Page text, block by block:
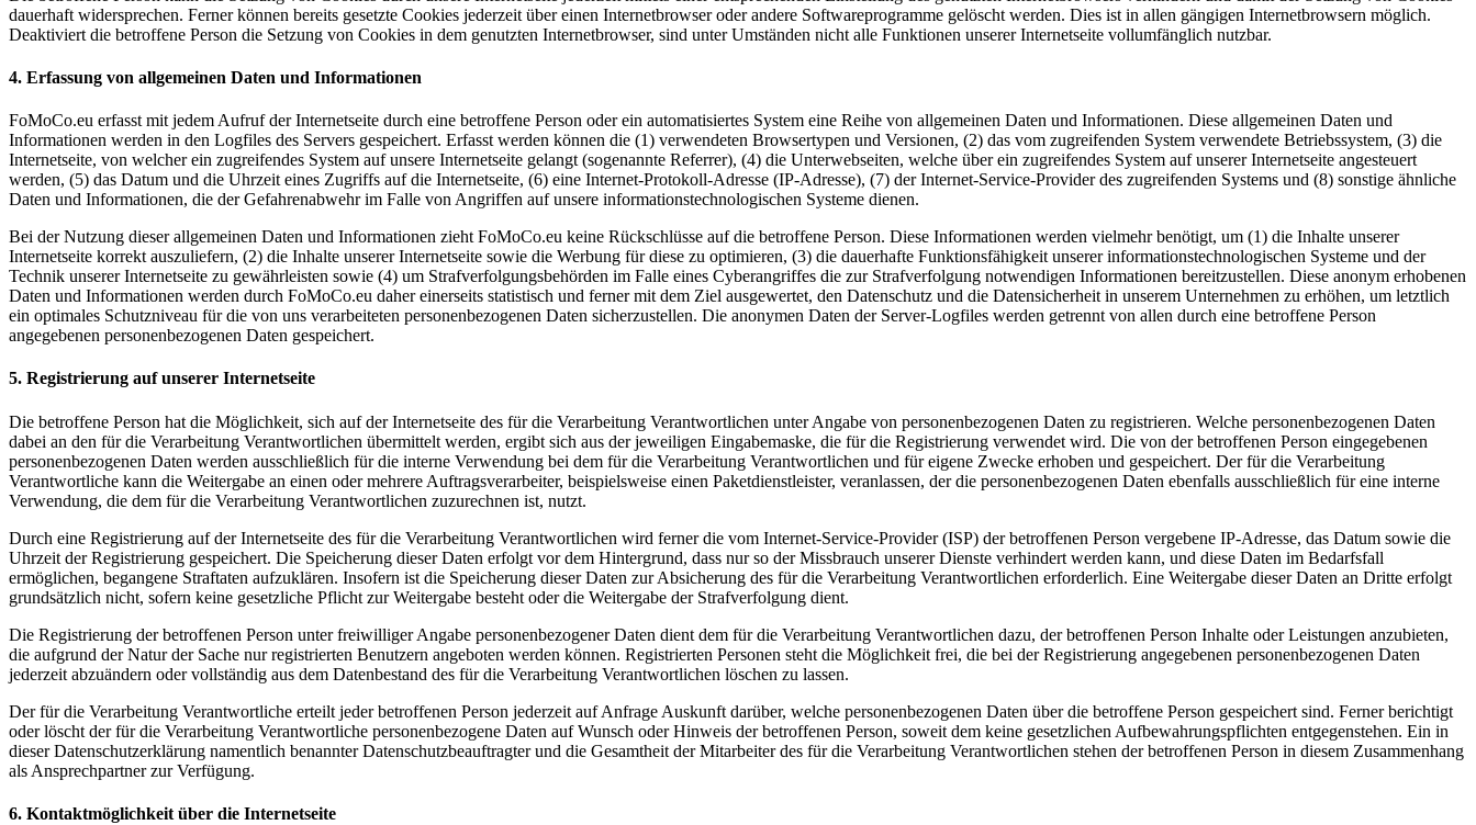
dauerhaft widersprechen. Ferner können bereits gesetzte Cookies jederzeit über einen Internetbrowser oder andere Softwareprogramme gelöscht werden. Dies ist in allen gängigen Internetbrowsern möglich.
Deaktiviert die betroffene Person die Setzung von Cookies in dem genutzten Internetbrowser, sind unter Umständen nicht alle Funktionen unserer Internetseite vollumfänglich nutzbar.
4. Erfassung von allgemeinen Daten und Informationen
FoMoCo.eu erfasst mit jedem Aufruf der Internetseite durch eine betroffene Person oder ein automatisiertes System eine Reihe von allgemeinen Daten und Informationen. Diese allgemeinen Daten und
Informationen werden in den Logfiles des Servers gespeichert. Erfasst werden können die (1) verwendeten Browsertypen und Versionen, (2) das vom zugreifenden System verwendete Betriebssystem, (3) die
Internetseite, von welcher ein zugreifendes System auf unsere Internetseite gelangt (sogenannte Referrer), (4) die Unterwebseiten, welche über ein zugreifendes System auf unserer Internetseite angesteuert
werden, (5) das Datum und die Uhrzeit eines Zugriffs auf die Internetseite, (6) eine Internet-Protokoll-Adresse (IP-Adresse), (7) der Internet-Service-Provider des zugreifenden Systems und (8) sonstige ähnliche
Daten und Informationen, die der Gefahrenabwehr im Falle von Angriffen auf unsere informationstechnologischen Systeme dienen.
Bei der Nutzung dieser allgemeinen Daten und Informationen zieht FoMoCo.eu keine Rückschlüsse auf die betroffene Person. Diese Informationen werden vielmehr benötigt, um (1) die Inhalte unserer
Internetseite korrekt auszuliefern, (2) die Inhalte unserer Internetseite sowie die Werbung für diese zu optimieren, (3) die dauerhafte Funktionsfähigkeit unserer informationstechnologischen Systeme und der
Technik unserer Internetseite zu gewährleisten sowie (4) um Strafverfolgungsbehörden im Falle eines Cyberangriffes die zur Strafverfolgung notwendigen Informationen bereitzustellen. Diese anonym erhobenen
Daten und Informationen werden durch FoMoCo.eu daher einerseits statistisch und ferner mit dem Ziel ausgewertet, den Datenschutz und die Datensicherheit in unserem Unternehmen zu erhöhen, um letztlich
ein optimales Schutzniveau für die von uns verarbeiteten personenbezogenen Daten sicherzustellen. Die anonymen Daten der Server-Logfiles werden getrennt von allen durch eine betroffene Person
angegebenen personenbezogenen Daten gespeichert.
5. Registrierung auf unserer Internetseite
Die betroffene Person hat die Möglichkeit, sich auf der Internetseite des für die Verarbeitung Verantwortlichen unter Angabe von personenbezogenen Daten zu registrieren. Welche personenbezogenen Daten
dabei an den für die Verarbeitung Verantwortlichen übermittelt werden, ergibt sich aus der jeweiligen Eingabemaske, die für die Registrierung verwendet wird. Die von der betroffenen Person eingegebenen
personenbezogenen Daten werden ausschließlich für die interne Verwendung bei dem für die Verarbeitung Verantwortlichen und für eigene Zwecke erhoben und gespeichert. Der für die Verarbeitung
Verantwortliche kann die Weitergabe an einen oder mehrere Auftragsverarbeiter, beispielsweise einen Paketdienstleister, veranlassen, der die personenbezogenen Daten ebenfalls ausschließlich für eine interne
Verwendung, die dem für die Verarbeitung Verantwortlichen zuzurechnen ist, nutzt.
Durch eine Registrierung auf der Internetseite des für die Verarbeitung Verantwortlichen wird ferner die vom Internet-Service-Provider (ISP) der betroffenen Person vergebene IP-Adresse, das Datum sowie die
Uhrzeit der Registrierung gespeichert. Die Speicherung dieser Daten erfolgt vor dem Hintergrund, dass nur so der Missbrauch unserer Dienste verhindert werden kann, und diese Daten im Bedarfsfall
ermöglichen, begangene Straftaten aufzuklären. Insofern ist die Speicherung dieser Daten zur Absicherung des für die Verarbeitung Verantwortlichen erforderlich. Eine Weitergabe dieser Daten an Dritte erfolgt
grundsätzlich nicht, sofern keine gesetzliche Pflicht zur Weitergabe besteht oder die Weitergabe der Strafverfolgung dient.
Die Registrierung der betroffenen Person unter freiwilliger Angabe personenbezogener Daten dient dem für die Verarbeitung Verantwortlichen dazu, der betroffenen Person Inhalte oder Leistungen anzubieten,
die aufgrund der Natur der Sache nur registrierten Benutzern angeboten werden können. Registrierten Personen steht die Möglichkeit frei, die bei der Registrierung angegebenen personenbezogenen Daten
jederzeit abzuändern oder vollständig aus dem Datenbestand des für die Verarbeitung Verantwortlichen löschen zu lassen.
Der für die Verarbeitung Verantwortliche erteilt jeder betroffenen Person jederzeit auf Anfrage Auskunft darüber, welche personenbezogenen Daten über die betroffene Person gespeichert sind. Ferner berichtigt
oder löscht der für die Verarbeitung Verantwortliche personenbezogene Daten auf Wunsch oder Hinweis der betroffenen Person, soweit dem keine gesetzlichen Aufbewahrungspflichten entgegenstehen. Ein in
dieser Datenschutzerklärung namentlich benannter Datenschutzbeauftragter und die Gesamtheit der Mitarbeiter des für die Verarbeitung Verantwortlichen stehen der betroffenen Person in diesem Zusammenhang
als Ansprechpartner zur Verfügung.
6. Kontaktmöglichkeit über die Internetseite